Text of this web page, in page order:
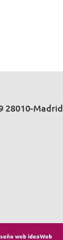
28010-Madrid
web ideaWeb